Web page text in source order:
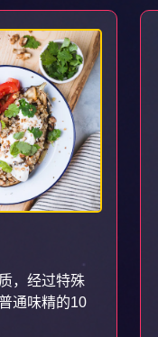
，经过特殊
通味精的10